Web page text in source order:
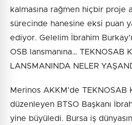
kalmasına rağmen hiçbir proje
sürecinde hanesine eksi puan
ediyor. Gelelim İbrahim
OSB lansmanına… TEKNOSAB
LANSMANINDA NELER
Merinos AKKM’de TEKNOSAB
düzenleyen BTSO Başkanı
yine büyüledi. Bursa iş